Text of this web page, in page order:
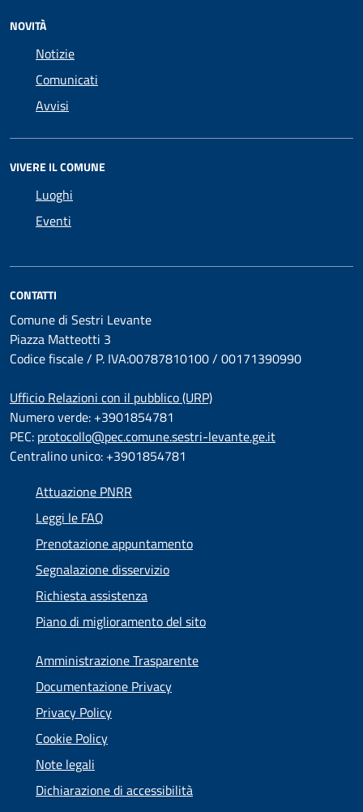
NOVITÀ
Notizie
Comunicati
Avvisi
VIVERE IL COMUNE
Luoghi
Eventi
CONTATTI
Comune di Sestri Levante
Piazza Matteotti 3
Codice fiscale / P. IVA:00787810100 / 00171390990
Ufficio Relazioni con il pubblico (URP)
Numero verde: +3901854781
PEC: protocollo@pec.comune.sestri-levante.ge.it
Centralino unico: +3901854781
Attuazione PNRR
Leggi le FAQ
Prenotazione appuntamento
Segnalazione disservizio
Richiesta assistenza
Piano di miglioramento del sito
Amministrazione Trasparente
Documentazione Privacy
Privacy Policy
Cookie Policy
Note legali
Dichiarazione di accessibilità